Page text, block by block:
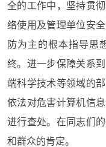
全的工作中，坚持贯
络使用及管理单位安
防为主的根本指导思
终。进一步保障关系
端科学技术等领域的
依法对危害计算机信
进行查处。在同志们
和群众的肯定。